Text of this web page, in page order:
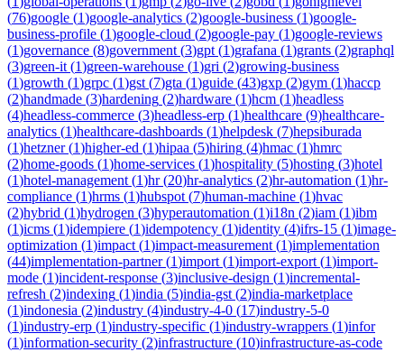
(76)google (1)google-analytics (2)google-business (1)google-
business-profile (1)google-cloud (2)google-pay (1)google-reviews
(1)governance (8)government (3)gpt (1)grafana (1)grants (2)graphql
(3)green-it (1)green-warehouse (1)gri (2)growing-business
(1)growth (1)grpc (1)gst (7)gta (1)guide (43)gxp (2)gym (1)haccp
(2)handmade (3)hardening (2)hardware (1)hcm (1)headless
(4)headless-commerce (3)headless-erp (1)healthcare (9)healthcare-
analytics (1)healthcare-dashboards (1)helpdesk (7)hepsiburada
(1)hetzner(1)higher-ed (1)hipaa (5)hiring (4)hmac (1)hmrc
(2)home-goods (1)home-services (1)hospitality (5)hosting (3)hotel
(1)hotel-management (1)hr(20)hr-analytics (2)hr-automation (1)hr-
compliance (1)hrms (1)hubspot (7)human-machine (1)hvac
(2)hybrid (1)hydrogen (3)hyperautomation (1)i18n (2)iam (1)ibm
(1)icms (1)idempiere (1)idempotency (1)identity (4)ifrs-15 (1)image-
optimization (1)impact (1)impact-measurement (1)implementation
(44)implementation-partner(1)import (1)import-export (1)import-
mode (1)incident-response (3)inclusive-design (1)incremental-
refresh (2)indexing (1)india (5)india-gst (2)india-marketplace
(1)indonesia (2)industry (4)industry-4-0 (17)industry-5-0
(1)industry-erp (1)industry-specific (1)industry-wrappers (1)infor
(1)information-security (2)infrastructure (10)infrastructure-as-code